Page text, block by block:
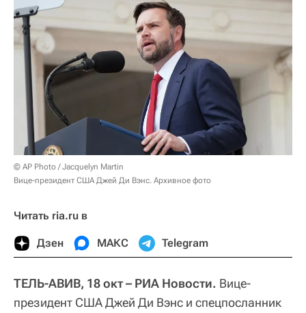
© AP Photo / Jacquelyn Martin
Вице-президент США Джей Ди Вэнс. Архивное фото
Читать ria.ru в
Дзен МАКС Telegram
ТЕЛЬ-АВИВ, 18 окт – РИА Новости. Вице-
президент США Джей Ди Вэнс и спецпосланник